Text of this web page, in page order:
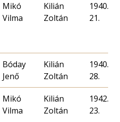
Mikó
Vilma
Kilián
Zoltán
1940.
21.
Bóday
Jenő
Kilián
Zoltán
1940.
28.
Mikó
Vilma
Kilián
Zoltán
1942.
23.